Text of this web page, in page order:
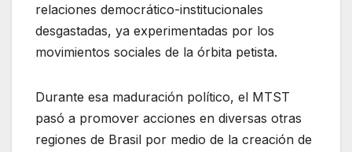
relaciones democrático-institucionales
desgastadas, ya experimentadas por los
movimientos sociales de la órbita petista.
Durante esa maduración político, el MTST
pasó a promover acciones en diversas otras
regiones de Brasil por medio de la creación de